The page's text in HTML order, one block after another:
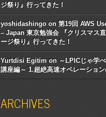
ジ祭り』行ってきた！
yoshidashingo on第19回 AWS
– Japan 東京勉強会 『クリスマス
ージ祭り』行ってきた！
Yurtdisi Egitim on ～LPICじゃ学
講座編～ 1.超絶高速オペレーショ
ARCHIVES